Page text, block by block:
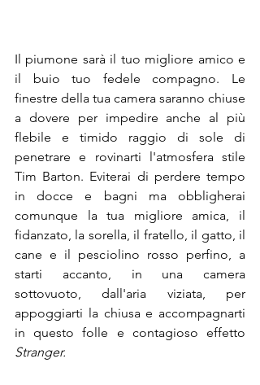
Il piumone sarà il tuo migliore amico e
il buio tuo fedele compagno. Le
finestre della tua camera saranno chiuse
a dovere per impedire anche al più
flebile e timido raggio di sole di
penetrare e rovinarti l'atmosfera stile
Tim Barton. Eviterai di perdere tempo
in docce e bagni ma obbligherai
comunque la tua migliore amica, il
fidanzato, la sorella, il fratello, il gatto, il
cane e il pesciolino rosso perfino, a
starti accanto, in una camera
sottovuoto, dall'aria viziata, per
appoggiarti la chiusa e accompagnarti
Stranger.